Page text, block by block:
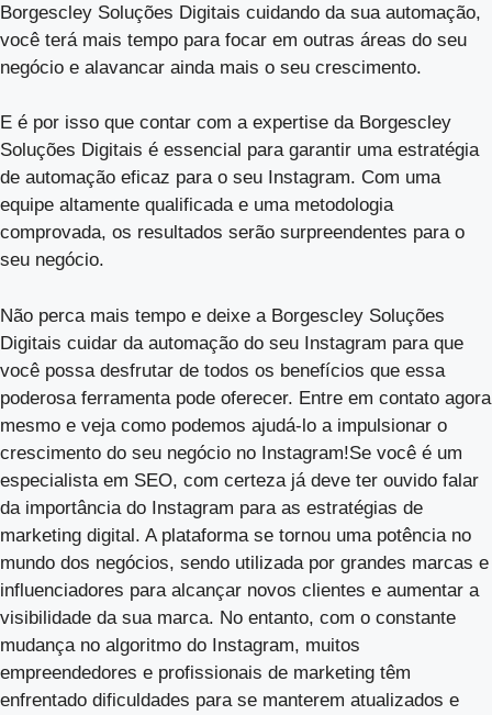
Borgescley Soluções Digitais cuidando da sua automação,
você terá mais tempo para focar em outras áreas do seu
negócio e alavancar ainda mais o seu crescimento.
E é por isso que contar com a expertise da Borgescley
Soluções Digitais é essencial para garantir uma estratégia
de automação eficaz para o seu Instagram. Com uma
equipe altamente qualificada e uma metodologia
comprovada, os resultados serão surpreendentes para o
seu negócio.
Não perca mais tempo e deixe a Borgescley Soluções
Digitais cuidar da automação do seu Instagram para que
você possa desfrutar de todos os benefícios que essa
poderosa ferramenta pode oferecer. Entre em contato agora
mesmo e veja como podemos ajudá-lo a impulsionar o
crescimento do seu negócio no Instagram!Se você é um
especialista em SEO, com certeza já deve ter ouvido falar
da importância do Instagram para as estratégias de
marketing digital. A plataforma se tornou uma potência no
mundo dos negócios, sendo utilizada por grandes marcas e
influenciadores para alcançar novos clientes e aumentar a
visibilidade da sua marca. No entanto, com o constante
mudança no algoritmo do Instagram, muitos
empreendedores e profissionais de marketing têm
enfrentado dificuldades para se manterem atualizados e